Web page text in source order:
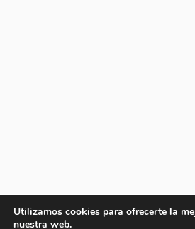
Utilizamos cookies para ofrecerte la
nuestra web.